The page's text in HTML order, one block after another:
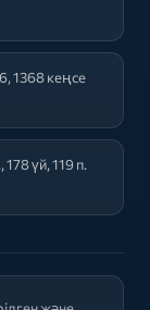
1368 кеңсе
үй, 119 п.